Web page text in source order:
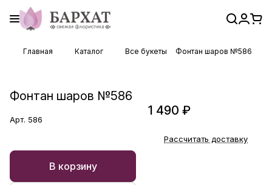
Главная Каталог Все букеты Фонтан шаров №586
Фонтан шаров №586
Арт. 586
В корзину
1 490 ₽
Рассчитать доставку